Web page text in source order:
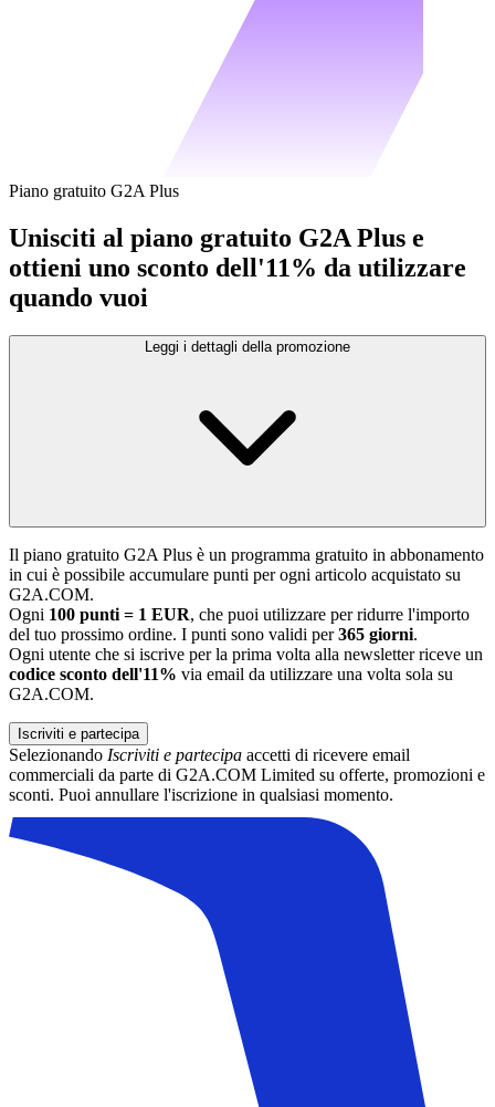
Piano gratuito G2A Plus
Unisciti al piano gratuito G2A Plus e
ottieni uno sconto dell'11% da utilizzare
quando vuoi
Leggi i dettagli della promozione
Il piano gratuito G2A Plus è un programma gratuito in abbonamento
in cui è possibile accumulare punti per ogni articolo acquistato su
G2A.COM.
Ogni 100 punti = 1 EUR, che puoi utilizzare per ridurre l'importo
del tuo prossimo ordine. I punti sono validi per365 giorni.
Ogni utente che si iscrive per la prima volta alla newsletter riceve un
codice sconto dell'11% via email da utilizzare una volta sola su
G2A.COM.
Iscriviti e partecipa
Selezionando Iscriviti e partecipa accetti di ricevere email
commerciali da parte di G2A.COM Limited su offerte, promozioni e
sconti. Puoi annullare l'iscrizione in qualsiasi momento.